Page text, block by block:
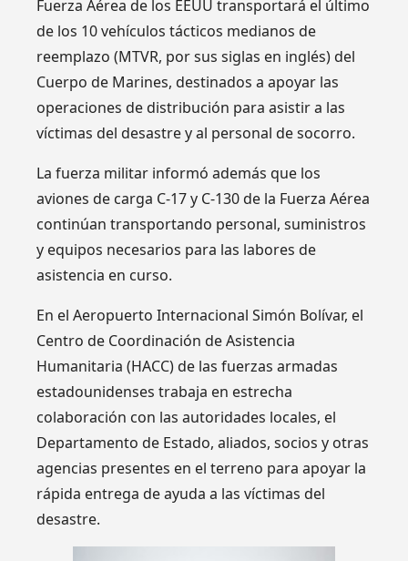
Fuerza Aérea de los EEUU transportará el último
de los 10 vehículos tácticos medianos de
reemplazo (MTVR, por sus siglas en inglés) del
Cuerpo de Marines, destinados a apoyar las
operaciones de distribución para asistir a las
víctimas del desastre y al personal de socorro.
La fuerza militar informó además que los
aviones de carga C-17 y C-130 de la Fuerza Aérea
continúan transportando personal, suministros
y equipos necesarios para las labores de
asistencia en curso.
En el Aeropuerto Internacional Simón Bolívar, el
Centro de Coordinación de Asistencia
Humanitaria (HACC) de las fuerzas armadas
estadounidenses trabaja en estrecha
colaboración con las autoridades locales, el
Departamento de Estado, aliados, socios y otras
agencias presentes en el terreno para apoyar la
rápida entrega de ayuda a las víctimas del
desastre.